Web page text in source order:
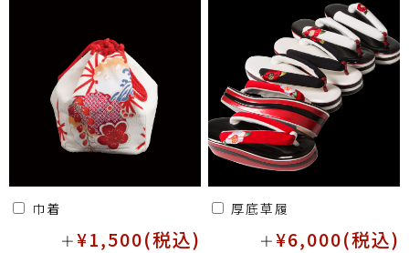
巾着
＋¥1,500(税込)
厚底草履
＋¥6,000(税込)